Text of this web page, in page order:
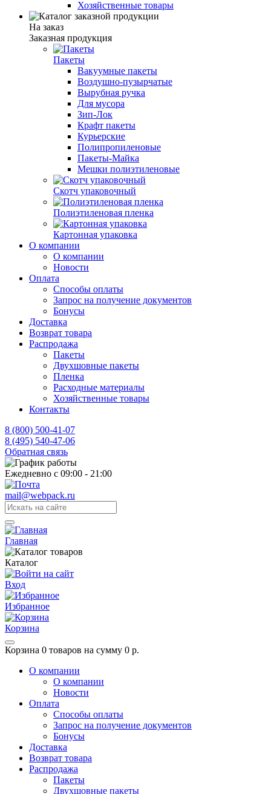
Хозяйственные товары
На заказ
Заказная продукция
Пакеты
Вакуумные пакеты
Воздушно-пузырчатые
Вырубная ручка
Для мусора
Зип-Лок
Крафт пакеты
Курьерские
Полипропиленовые
Пакеты-Майка
Мешки полиэтиленовые
Скотч упаковочный
Полиэтиленовая пленка
Картонная упаковка
О компании
О компании
Новости
Оплата
Способы оплаты
Запрос на получение документов
Бонусы
Доставка
Возврат товара
Распродажа
Пакеты
Двухшовные пакеты
Пленка
Расходные материалы
Хозяйственные товары
Контакты
8 (800) 500-41-07
8 (495) 540-47-06
Обратная связь
Ежедневно с 09:00 - 21:00
mail@webpack.ru
Главная
Каталог
Вход
Избранное
Корзина
Корзина 0 товаров на сумму 0 р.
О компании
О компании
Новости
Оплата
Способы оплаты
Запрос на получение документов
Бонусы
Доставка
Возврат товара
Распродажа
Пакеты
Двухшовные пакеты